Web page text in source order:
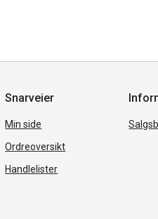
Snarveier
Min side
Ordreoversikt
Handlelister